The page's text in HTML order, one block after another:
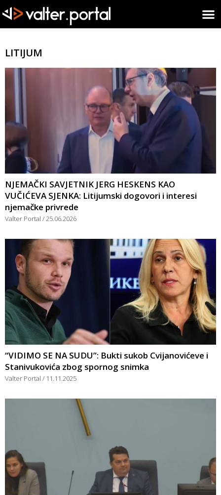
LITIJUM
NJEMAČKI SAVJETNIK JERG HESKENS KAO
VUČIĆEVA SJENKA: Litijumski dogovori i interesi
njemačke privrede
Valter Portal 25.06.2026
“VIDIMO SE NA SUDU”: Bukti sukob Cvijanovićeve i
Stanivukovića zbog spornog snimka
Valter Portal 11.11.2025